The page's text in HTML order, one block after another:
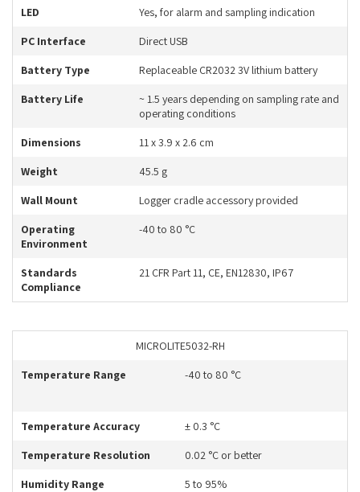
LED
Yes, for alarm and sampling indication
PC Interface
Direct USB
Battery Type
Replaceable CR2032 3V lithium battery
Battery Life
~ 1.5 years depending on sampling rate and
operating conditions
Dimensions
11 x 3.9 x 2.6 cm
Weight
45.5 g
Wall Mount
Logger cradle accessory provided
Operating
Environment
-40 to 80 °C
Standards
Compliance
21 CFR Part 11, CE, EN12830, IP67
MICROLITE5032-RH
Temperature Range
-40 to 80 °C
Temperature Accuracy
± 0.3 °C
Temperature Resolution
0.02 °C or better
Humidity Range
5 to 95%